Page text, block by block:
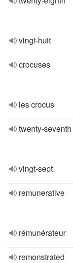
vingt-huit
crocuses
les crocus
twenty-seventh
vingt-sept
remunerative
rémunérateur
remonstrated